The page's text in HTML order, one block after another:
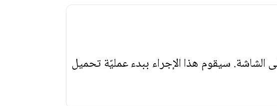
الشاشة. سيقوم هذا الإجراء ببدء عمليّة تحميل